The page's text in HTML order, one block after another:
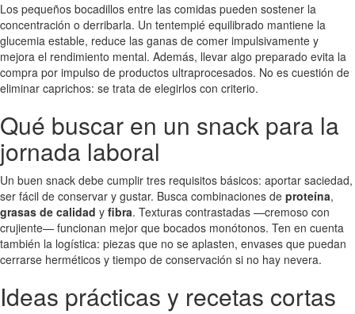
Los pequeños bocadillos entre las comidas pueden sostener la
concentración o derribarla. Un tentempié equilibrado mantiene la
glucemia estable, reduce las ganas de comer impulsivamente y
mejora el rendimiento mental. Además, llevar algo preparado evita la
compra por impulso de productos ultraprocesados. No es cuestión de
eliminar caprichos: se trata de elegirlos con criterio.
Qué buscar en un snack para la
jornada laboral
Un buen snack debe cumplir tres requisitos básicos: aportar saciedad,
ser fácil de conservar y gustar. Busca combinaciones de proteína,
grasas de calidad y fibra. Texturas contrastadas —cremoso con
crujiente— funcionan mejor que bocados monótonos. Ten en cuenta
también la logística: piezas que no se aplasten, envases que puedan
cerrarse herméticos y tiempo de conservación si no hay nevera.
Ideas prácticas y recetas cortas